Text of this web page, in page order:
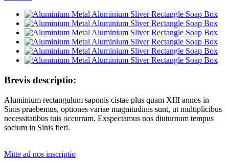
Brevis descriptio:
Aluminium rectangulum saponis cistae plus quam XIII annos in
Sinis praebemus, optiones variae magnitudinis sunt, ut multiplicibus
necessitatibus tuis occurram. Exspectamus nos diuturnum tempus
socium in Sinis fieri.
Mitte ad nos inscriptio